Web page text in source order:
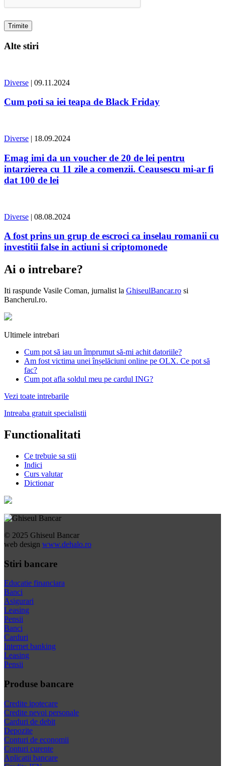
Alte stiri
Diverse | 09.11.2024
Cum poti sa iei teapa de Black Friday
Diverse | 18.09.2024
Emag imi da un voucher de 20 de lei pentru
intarzierea cu 11 zile a comenzii. Ceausescu mi-ar fi
dat 100 de lei
Diverse | 08.08.2024
A fost prins un grup de escroci ca inselau romanii cu
investitii false in actiuni si criptomonede
Ai o intrebare?
Iti raspunde Vasile Coman, jurnalist la GhiseulBancar.ro si
Bancherul.ro.
Ultimele intrebari
Cum pot să iau un împrumut să-mi achit datoriile?
Am fost victima unei înșelăciuni online pe OLX. Ce pot să
fac?
Cum pot afla soldul meu pe cardul ING?
Vezi toate intrebarile
Intreaba gratuit specialistii
Functionalitati
Ce trebuie sa stii
Indici
Curs valutar
Dictionar
© 2025 Ghiseul Bancar
web design www.dehalo.ro
Stiri bancare
Educatie financiara
Banci
Asigurari
Leasing
Pensii
Banci
Carduri
Internet banking
Leasing
Pensii
Produse bancare
Credite ipotecare
Credite nevoi personale
Carduri de debit
Depozite
Conturi de economii
Conturi curente
Aplicatii bancare